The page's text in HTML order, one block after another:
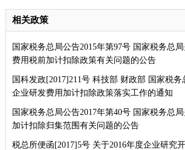
相关政策
国家税务总局公告2015年第97号 国家税务总
费用税前加计扣除政策有关问题的公告
国科发政[2017]211号 科技部 财政部 国家税
企业研发费用加计扣除政策落实工作的通知
国家税务总局公告2017年第40号 国家税务总
加计扣除归集范围有关问题的公告
税总所便函[2017]5号 关于2016年度企业研究